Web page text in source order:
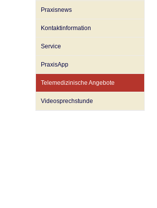
Praxisnews
Kontaktinformation
Service
PraxisApp
Telemedizinische Angebote
Videosprechstunde